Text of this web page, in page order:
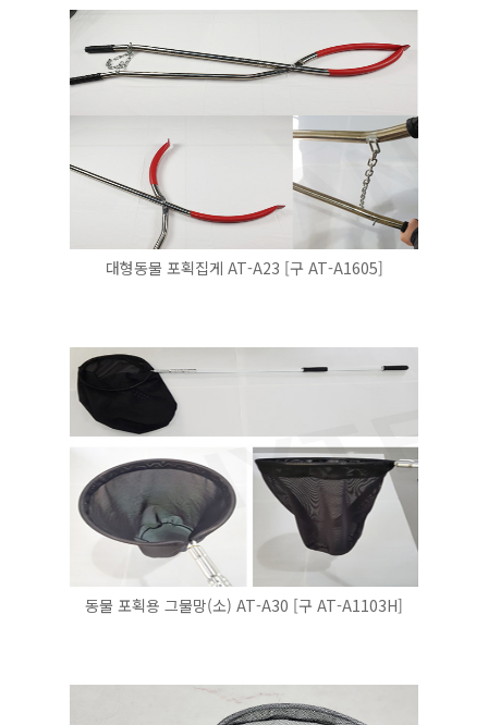
대형동물 포획집게 AT-A23 [구 AT-A1605]
동물 포획용 그물망(소) AT-A30 [구 AT-A1103H]